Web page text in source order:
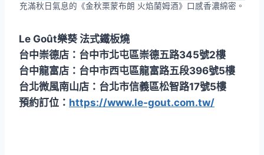
充滿秋日氣息的《金秋栗蒙布朗 火焰蘭姆酒》口感香濃綿密。
Le Goût樂葵 法式鐵板燒
台中崇德店：台中市北屯區崇德五路345號2樓
台中龍富店：台中市西屯區龍富路五段396號5樓
台北微風南山店：台北市信義區松智路17號5樓
預約訂位： https://www.le-gout.com.tw/